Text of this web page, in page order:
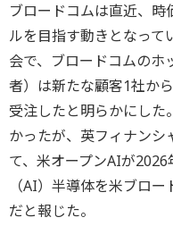
ブロードコムは直近、時
ルを目指す動きとなって
会で、ブロードコムのホ
者）は新たな顧客1社か
受注したと明らかにした
かったが、英フィナンシ
て、米オープンAIが
（AI）半導体を米ブロ
だと報じた。